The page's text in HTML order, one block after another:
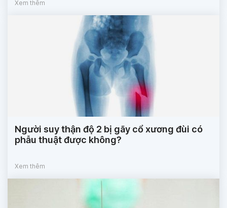
Xem thêm
Người suy thận độ 2 bị gãy cổ xương đùi có
phẫu thuật được không?
Xem thêm